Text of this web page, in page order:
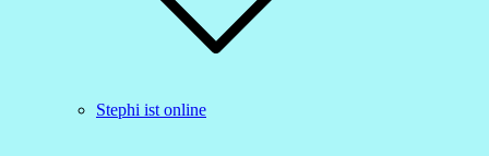
Stephi ist online